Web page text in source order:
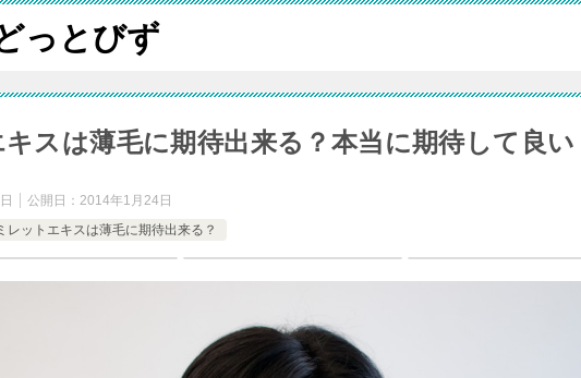
っとびず
スは薄毛に期待出来る？本当に期待して良い
公開日： 2014年1月24日
レットエキスは薄毛に期待出来る？